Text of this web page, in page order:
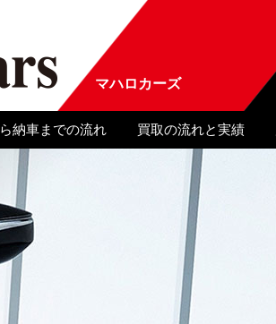
マハロカーズ
納車までの流れ 買取の流れと実績